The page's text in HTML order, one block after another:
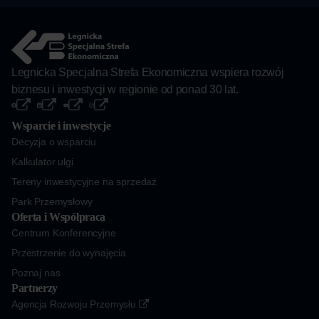
Legnicka Specjalna Strefa Ekonomiczna wspiera rozwój
biznesu i inwestycji w regionie od ponad 30 lat.
Wsparcie i inwestycje
Decyzja o wsparciu
Kalkulator ulgi
Tereny inwestycyjne na sprzedaż
Park Przemysłowy
Oferta i Współpraca
Centrum Konferencyjne
Przestrzenie do wynajęcia
Poznaj nas
Partnerzy
Agencja Rozwoju Przemysłu